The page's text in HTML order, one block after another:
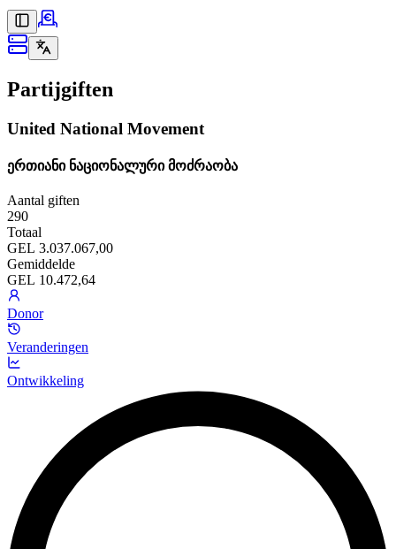
Partijgiften
United National Movement
ერთიანი ნაციონალური მოძრაობა
Aantal giften
290
Totaal
GEL 3.037.067,00
Gemiddelde
GEL 10.472,64
Donor
Veranderingen
Ontwikkeling